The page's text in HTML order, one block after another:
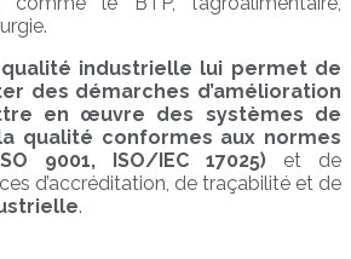
industrielle lui permet de
des démarches d’amélioration
en œuvre des systèmes de
qualité conformes aux normes
9001, ISO/IEC 17025) et de
d’accréditation, de traçabilité et de
.